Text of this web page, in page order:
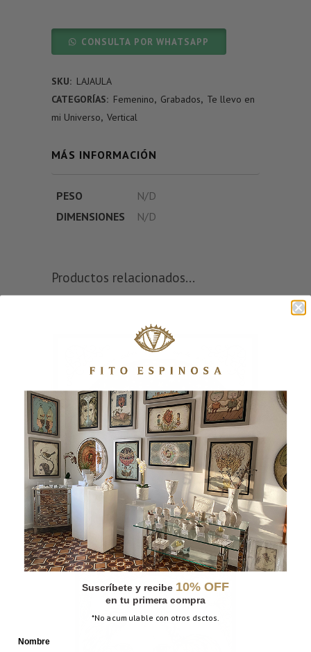
CONSULTA POR WHATSAPP
SKU: LAJAULA
CATEGORÍAS: Femenino, Grabados, Te llevo en
mi Universo, Vertical
MÁS INFORMACIÓN
PESO
N/D
DIMENSIONES
N/D
Productos relacionados...
CÚPULA
Suscríbete y recibe 10% OFF
en tu primera compra
*No acumulable con otros dsctos.
Nombre